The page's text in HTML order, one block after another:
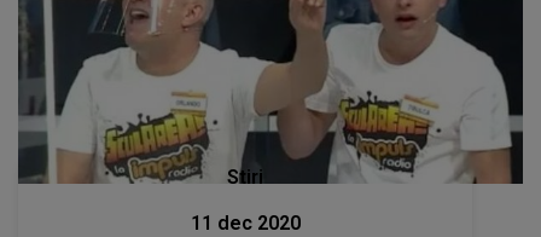
Stiri
11 dec 2020